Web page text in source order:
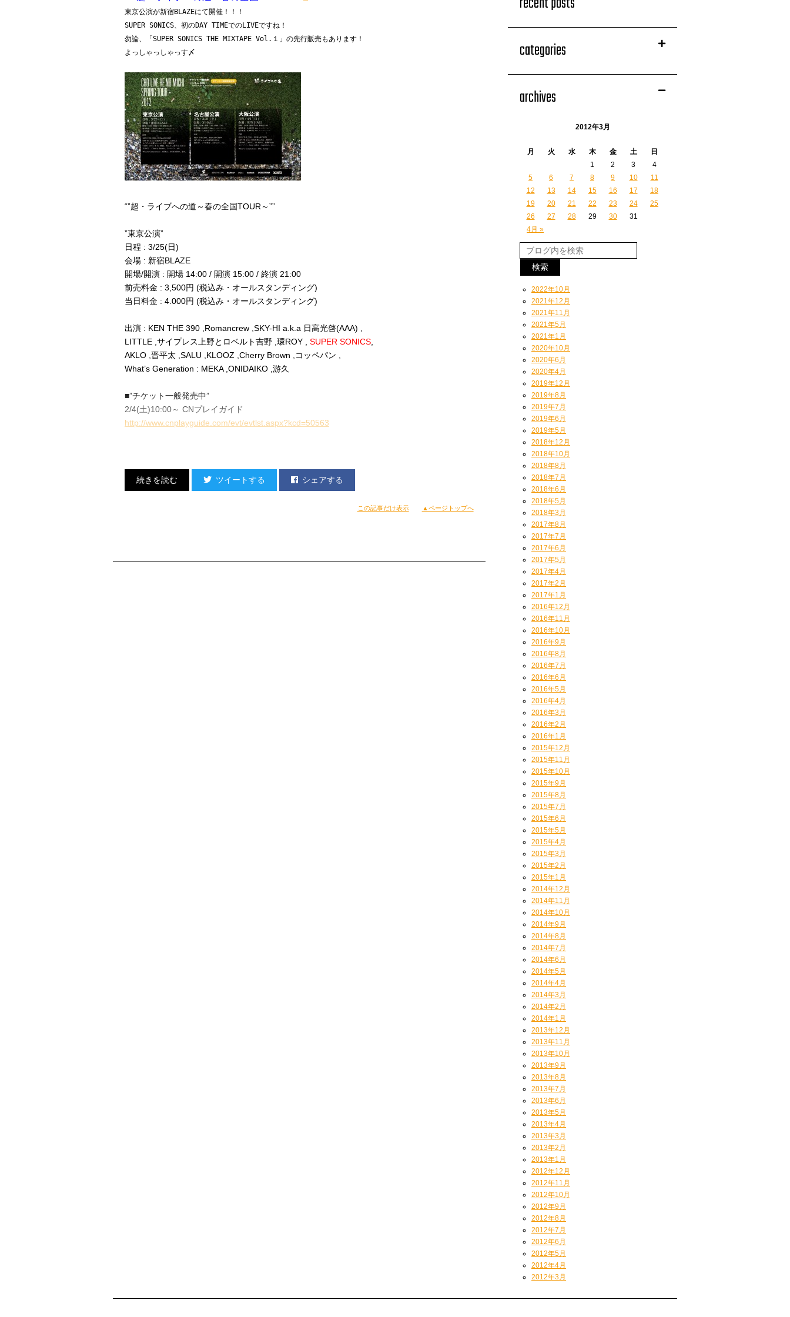
東京公演が新宿BLAZEにて開催！！！
SUPER SONICS、初のDAY TIMEでのLIVEですね！
勿論、「SUPER SONICS THE MIXTAPE Vol.１」の先行販売もあります！
よっしゃっしゃっす〆
“”超・ライブへの道～春の全国TOUR～””
”東京公演”
日程 : 3/25(日)
会場 : 新宿BLAZE
開場/開演 : 開場 14:00 / 開演 15:00 / 終演 21:00
前売料金 : 3,500円 (税込み・オールスタンディング)
当日料金 : 4.000円 (税込み・オールスタンディング)
出演 : KEN THE 390 ,Romancrew ,SKY-HI a.k.a 日高光啓(AAA) ,
LITTLE ,サイプレス上野とロベルト吉野 ,環ROY , SUPER SONICS
AKLO ,晋平太 ,SALU ,KLOOZ ,Cherry Brown ,コッペパン ,
What’s Generation : MEKA ,ONIDAIKO ,游久
■”チケット一般発売中”
2/4(土)10:00～ CNプレイガイド
http://www.cnplayguide.com/evt/evtlst.aspx?kcd=50563
ツイートする シェアする
この記事だけ表示 ▲ページトップへ
categories
archives
2012年3月
月 火 水 木 金 土
日
1
2 3
4
5
6 7 8 9 10
11
12
13 14 15 16 17
18
19
20 21 22 23 24
25
26
27 28 29 30
31
4月 »
2022年10月
2021年12月
2021年11月
2021年5月
2021年1月
2020年10月
2020年6月
2020年4月
2019年12月
2019年8月
2019年7月
2019年6月
2019年5月
2018年12月
2018年10月
2018年8月
2018年7月
2018年6月
2018年5月
2018年3月
2017年8月
2017年7月
2017年6月
2017年5月
2017年4月
2017年2月
2017年1月
2016年12月
2016年11月
2016年10月
2016年9月
2016年8月
2016年7月
2016年6月
2016年5月
2016年4月
2016年3月
2016年2月
2016年1月
2015年12月
2015年11月
2015年10月
2015年9月
2015年8月
2015年7月
2015年6月
2015年5月
2015年4月
2015年3月
2015年2月
2015年1月
2014年12月
2014年11月
2014年10月
2014年9月
2014年8月
2014年7月
2014年6月
2014年5月
2014年4月
2014年3月
2014年2月
2014年1月
2013年12月
2013年11月
2013年10月
2013年9月
2013年8月
2013年7月
2013年6月
2013年5月
2013年4月
2013年3月
2013年2月
2013年1月
2012年12月
2012年11月
2012年10月
2012年9月
2012年8月
2012年7月
2012年6月
2012年5月
2012年4月
2012年3月